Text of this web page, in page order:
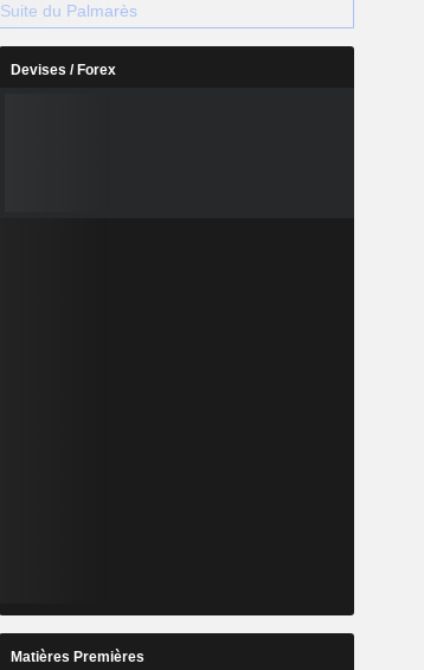
Suite du Palmarès
Devises / Forex
Matières Premières